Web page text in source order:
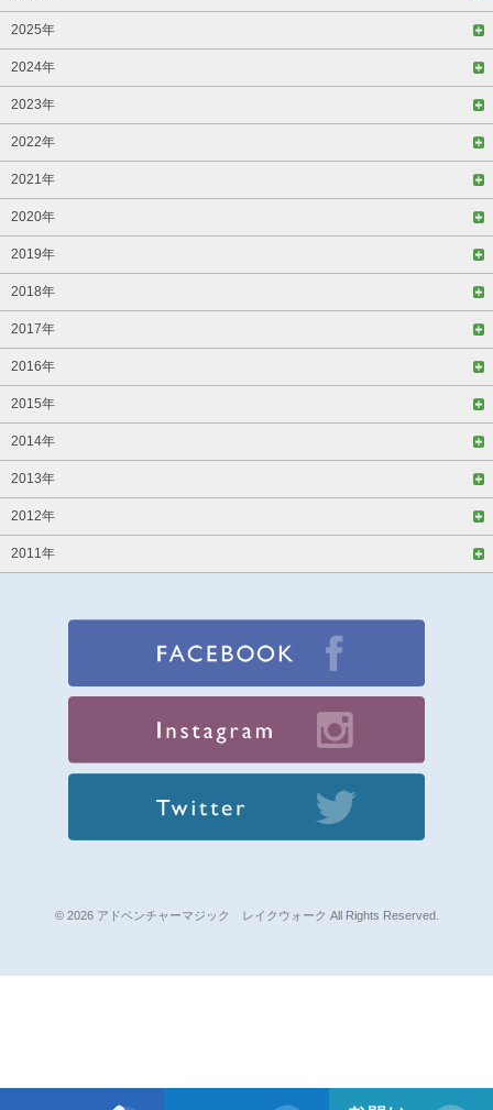
2025年
2024年
2023年
2022年
2021年
2020年
2019年
2018年
2017年
2016年
2015年
2014年
2013年
2012年
2011年
© 2026 アドベンチャーマジック レイクウォーク All Rights Reserved.